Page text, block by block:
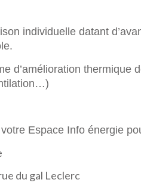
individuelle datant
d’amélioration thermique
Espace Info énergie
du gal Leclerc